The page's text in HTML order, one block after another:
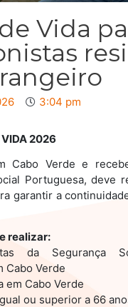
Vida
3:04 pm
VIDA 2026
Cabo Verde e
Portuguesa, deve
garantir a
realizar:
da Segurança
Cabo Verde
em Cabo Verde
ou superior a 66